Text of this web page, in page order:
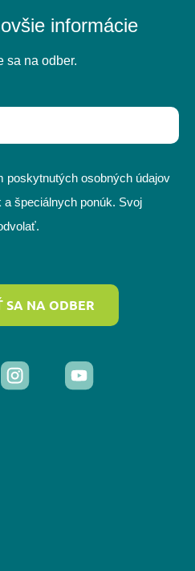
informácie
sa na odber.
poskytnutých osobných údajov
a špeciálnych ponúk. Svoj
SA NA ODBER